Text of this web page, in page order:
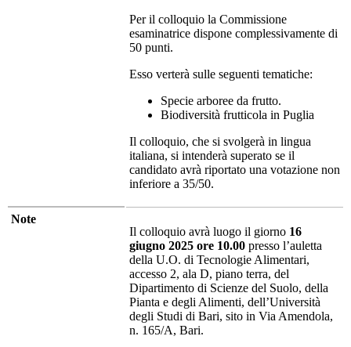
Per il colloquio la Commissione
esaminatrice dispone complessivamente di
50 punti.
Esso verterà sulle seguenti tematiche:
Specie arboree da frutto.
Biodiversità frutticola in Puglia
Il colloquio, che si svolgerà in lingua
italiana, si intenderà superato se il
candidato avrà riportato una votazione non
inferiore a 35/50.
Note
Il colloquio avrà luogo il giorno 16
giugno 2025 ore 10.00 presso l’auletta
della U.O. di Tecnologie Alimentari,
accesso 2, ala D, piano terra, del
Dipartimento di Scienze del Suolo, della
Pianta e degli Alimenti, dell’Università
degli Studi di Bari, sito in Via Amendola,
n. 165/A, Bari.